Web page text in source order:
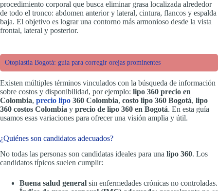
procedimiento corporal que busca eliminar grasa localizada alrededor
de todo el tronco: abdomen anterior y lateral, cintura, flancos y espalda
baja. El objetivo es lograr una contorno más armonioso desde la vista
frontal, lateral y posterior.
Otoplastia Bogotá: guía para corregir orejas prominentes
Existen múltiples términos vinculados con la búsqueda de información
sobre costos y disponibilidad, por ejemplo: lipo 360 precio en
Colombia, precio lipo 360 Colombia, costo lipo 360 Bogotá, lipo
360 costos Colombia y precio de lipo 360 en Bogotá. En esta guía
usamos esas variaciones para ofrecer una visión amplia y útil.
¿Quiénes son candidatos adecuados?
No todas las personas son candidatas ideales para una lipo 360. Los
candidatos típicos suelen cumplir:
Buena salud general sin enfermedades crónicas no controladas.